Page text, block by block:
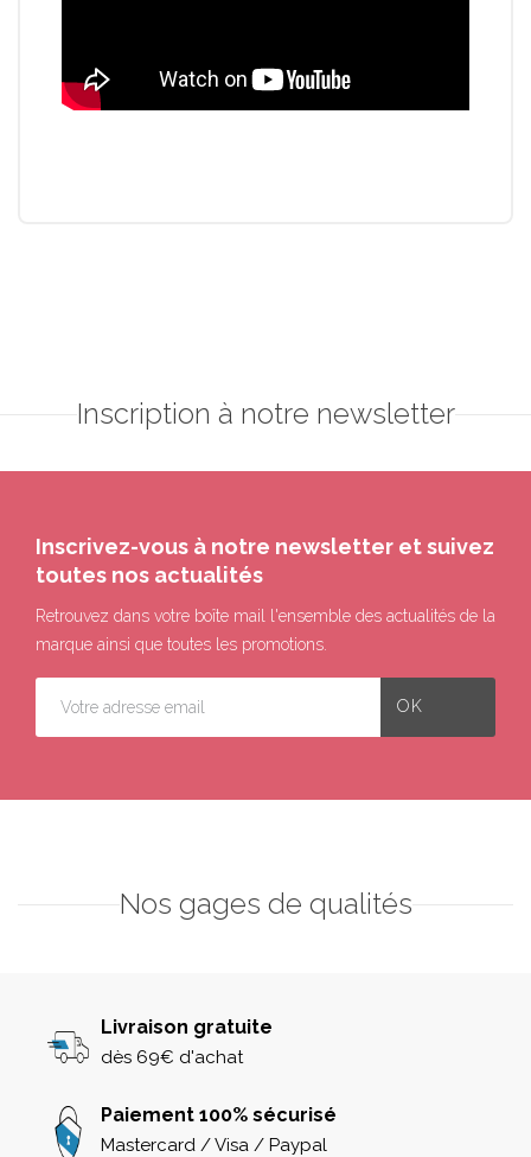
Inscription à notre newsletter
Inscrivez-vous à notre newsletter et suivez
toutes nos actualités
Retrouvez dans votre boîte mail l'ensemble des actualités de la
marque ainsi que toutes les promotions.
Nos gages de qualités
Livraison gratuite
dès 69€ d'achat
Paiement 100% sécurisé
Mastercard / Visa / Paypal